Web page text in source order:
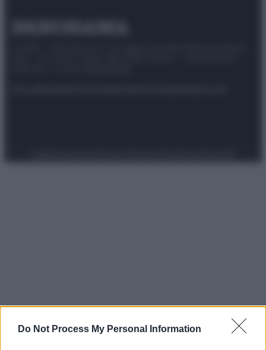
Do Not Process My Personal Information